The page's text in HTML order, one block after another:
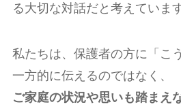
る大切な対話だと考えています
私たちは、保護者の方に「こ
一方的に伝えるのではなく、
ご家庭の状況や思いも踏まえ